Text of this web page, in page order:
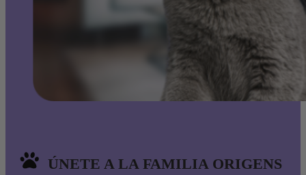
ÚNETE A LA FAMILIA ORIGENS